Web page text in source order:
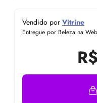
Vendido por Vitrine
Entregue por Beleza na Web
R$